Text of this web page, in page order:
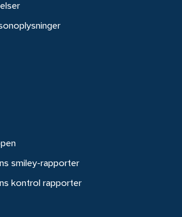
smiley-rapporter
kontrol rapporter